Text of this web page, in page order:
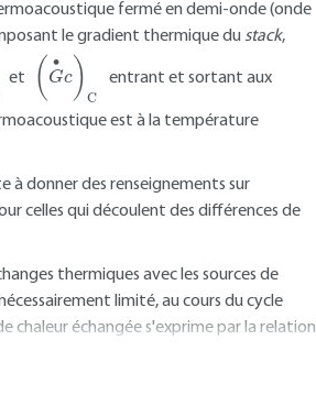
fermé en demi-onde (onde
le gradient thermique du stack,
et
G C
entrant et sortant aux
est à la température
à donner des renseignements sur
celles qui découlent des différences de
thermiques avec les sources de
limité, au cours du cycle
échangée s'exprime par la relation